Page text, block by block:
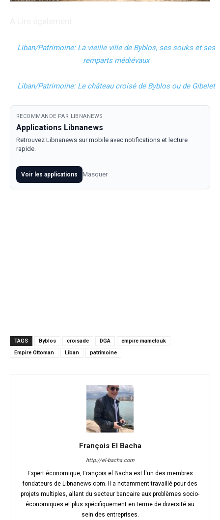
Liban/Patrimoine: La vieille ville de Byblos, ses souks et ses
remparts médiévaux
Liban/Patrimoine: Le château croisé de Byblos ou de Gibelet
RECOMMANDE PAR LIBNANEWS
Applications Libnanews
Retrouvez Libnanews sur mobile avec notifications et lecture
rapide.
Voir les applications Masquer
TAGS Byblos croisade DGA
empire mamelouk
Empire Ottoman
Liban patrimoine
François El Bacha
http://el-bacha.com
Expert économique, François el Bacha est l'un des membres
fondateurs de Libnanews.com. Il a notamment travaillé pour des
projets multiples, allant du secteur bancaire aux problèmes socio-
économiques et plus spécifiquement en terme de diversité au
sein des entreprises.